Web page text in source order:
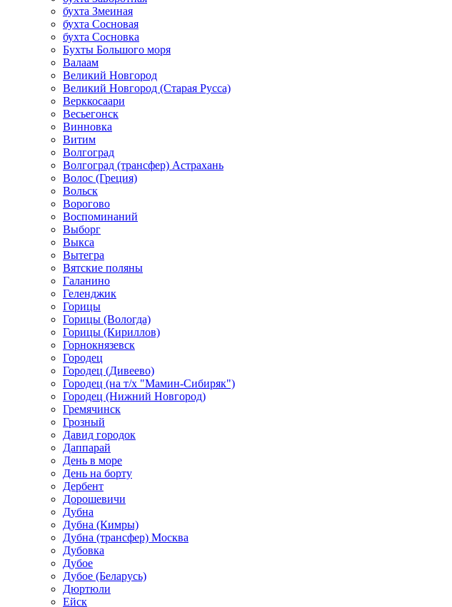
бухта Змеиная
бухта Сосновая
бухта Сосновка
Бухты Большого моря
Валаам
Великий Новгород
Великий Новгород (Старая Русса)
Верккосаари
Весьегонск
Винновка
Витим
Волгоград
Волгоград (трансфер) Астрахань
Волос (Греция)
Вольск
Ворогово
Воспоминаний
Выборг
Выкса
Вытегра
Вятские поляны
Галанино
Геленджик
Горицы
Горицы (Вологда)
Горицы (Кириллов)
Горнокнязевск
Городец
Городец (Дивеево)
Городец (на т/х "Мамин-Сибиряк")
Городец (Нижний Новгород)
Гремячинск
Грозный
Давид городок
Даппарай
День в море
День на борту
Дербент
Дорошевичи
Дубна
Дубна (Кимры)
Дубна (трансфер) Москва
Дубовка
Дубое
Дубое (Беларусь)
Дюртюли
Ейск